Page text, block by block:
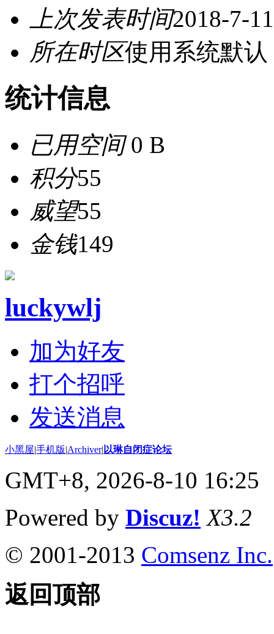
上次发表时间2018-7-
所在时区使用系统默认
统计信息
已用空间0 B
积分55
威望55
金钱149
luckywlj
加为好友
打个招呼
发送消息
小黑屋|手机版|Archiver| 以琳自闭症论坛
GMT+8, 2026-8-10 16:25
Powered by Discuz! X3.2
© 2001-2013 Comsenz Inc.
返回顶部